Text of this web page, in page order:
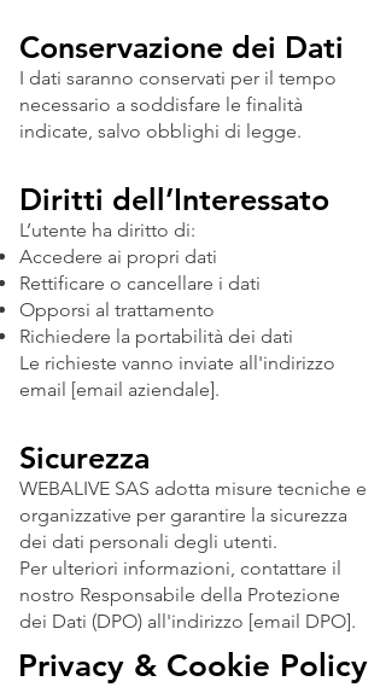
Conservazione dei Dati
I dati saranno conservati per il tempo
necessario a soddisfare le finalità
indicate, salvo obblighi di legge.
Diritti dell’Interessato
L’utente ha diritto di:
Accedere ai propri dati
Rettificare o cancellare i dati
Opporsi al trattamento
Richiedere la portabilità dei dati
Le richieste vanno inviate all'indirizzo
email [email aziendale].
Sicurezza
WEBALIVE SAS adotta misure tecniche e
organizzative per garantire la sicurezza
dei dati personali degli utenti.
Per ulteriori informazioni, contattare il
nostro Responsabile della Protezione
dei Dati (DPO) all'indirizzo [email DPO].
Privacy & Cookie Policy